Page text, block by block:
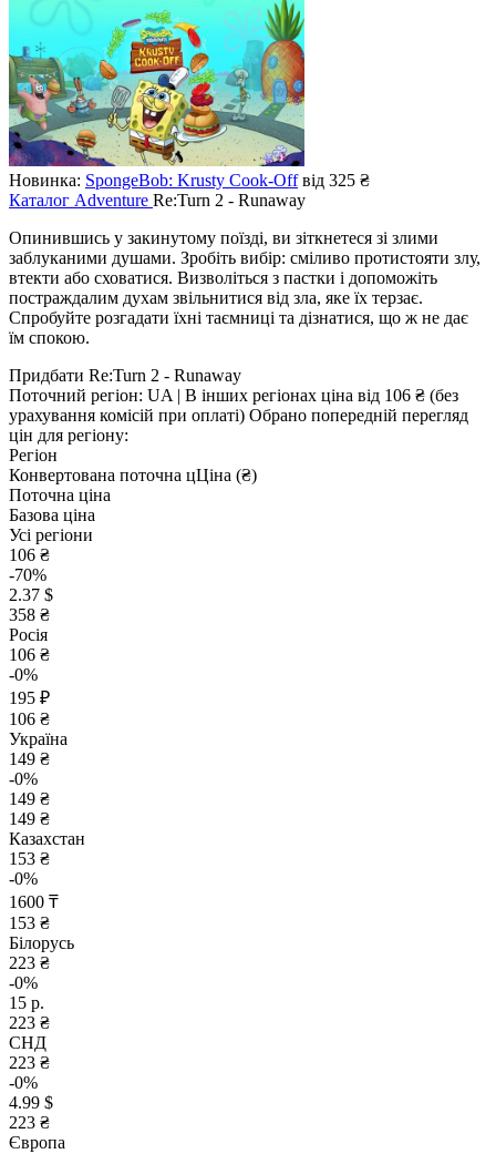
Новинка: SpongeBob: Krusty Cook-Offвід 325 ₴
Каталог Adventure Re:Turn 2 - Runaway
Опинившись у закинутому поїзді, ви зіткнетеся зі злими
заблуканими душами. Зробіть вибір: сміливо протистояти злу,
втекти або сховатися. Визволіться з пастки і допоможіть
постраждалим духам звільнитися від зла, яке їх терзає.
Спробуйте розгадати їхні таємниці та дізнатися, що ж не дає
їм спокою.
Придбати Re:Turn 2 - Runaway
Поточний регіон: UA | В інших регіонах ціна від 106 ₴ (без
урахування комісій при оплаті) Обрано попередній перегляд
цін для регіону:
Регіон
Конвертована поточна цЦіна (₴)
Поточна ціна
Базова ціна
Усі регіони
106 ₴
-70%
2.37 $
358 ₴
Росія
106 ₴
-0%
195 ₽
106 ₴
Україна
149 ₴
-0%
149 ₴
149 ₴
Казахстан
153 ₴
-0%
1600 ₸
153 ₴
Білорусь
223 ₴
-0%
15 р.
223 ₴
СНД
223 ₴
-0%
4.99 $
223 ₴
Європа